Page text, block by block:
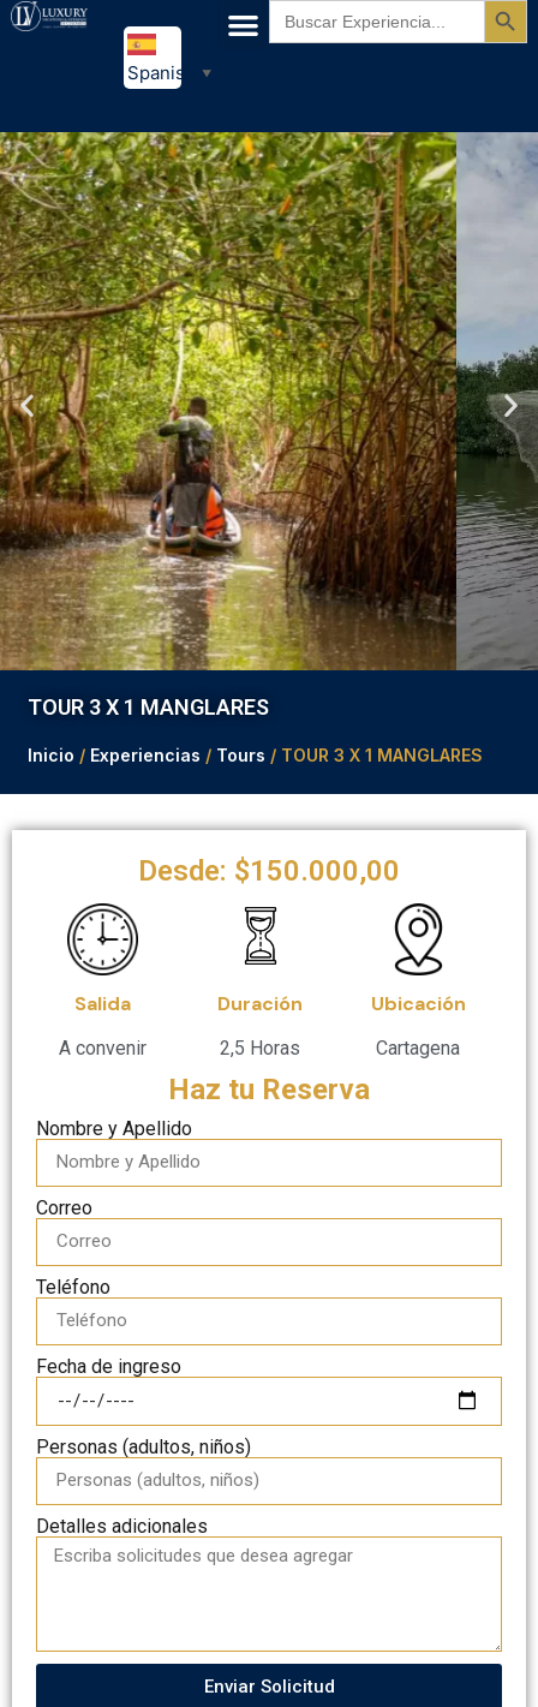
Spanish ▼
Buscar:
TOUR 3 X 1 MANGLARES
Inicio / Experiencias / Tours / TOUR 3 X 1 MANGLARES
Desde: $150.000,00
Salida
A convenir
Duración
2,5 Horas
Ubicación
Cartagena
Haz tu Reserva
Nombre y Apellido
Correo
Teléfono
Fecha de ingreso
Personas (adultos, niños)
Detalles adicionales
Enviar Solicitud